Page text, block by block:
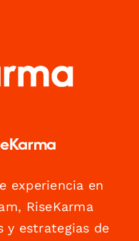
experiencia en
RiseKarma
y estrategias de